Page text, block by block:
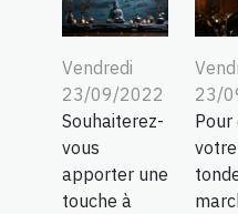
Vendredi
23/09/2022
Souhaiterez-
vous
apporter une
touche à
23/
Pour
votre